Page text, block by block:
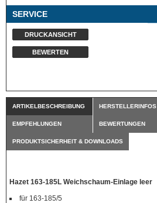
SERVICE
DRUCKANSICHT
BEWERTEN
ARTIKELBESCHREIBUNG HERSTELLERINFOS
EMPFEHLUNGEN BEWERTUNGEN
PRODUKTSICHERHEIT & DOWNLOADS
Hazet 163-185L Weichschaum-Einlage leer
für 163-185/5